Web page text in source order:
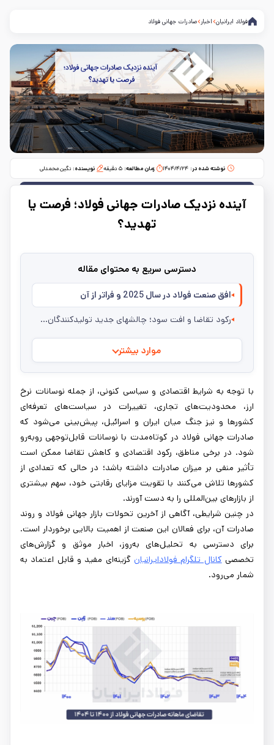
فولاد ایرانیان اخبار صادرات جهانی فولاد
نوشته شده در: ۱۴۰۴/۴/۲۴ زمان مطالعه:‌ ۵ دقیقه نویسنده: نگین محمدلی
آینده نزدیک صادرات جهانی فولاد؛ فرصت یا
تهدید؟
دسترسی سریع به محتوای مقاله
افق صنعت فولاد در سال 2025 و فراتر از آن
رکود تقاضا و افت سود؛ چالشهای جدید تولیدکنندگان فولاد
موارد بیشتر
با توجه به شرایط اقتصادی و سیاسی کنونی، از جمله نوسانات نرخ
ارز، محدودیت‌های تجاری، تغییرات در سیاست‌های تعرفه‌ای
کشورها و نیز جنگ میان ایران و اسرائیل، پیش‌بینی می‌شود که
صادرات جهانی فولاد در کوتاه‌مدت با نوسانات قابل‌توجهی روبه‌رو
شود. در برخی مناطق، رکود اقتصادی و کاهش تقاضا ممکن است
تأثیر منفی بر میزان صادرات داشته باشد؛ در حالی‌ که تعدادی از
کشورها تلاش می‌کنند با تقویت مزایای رقابتی خود، سهم بیشتری
از بازارهای بین‌المللی را به دست آورند.
در چنین شرایطی، آگاهی از آخرین تحولات بازار جهانی فولاد و روند
صادرات آن، برای فعالان این صنعت از اهمیت بالایی برخوردار است.
برای دسترسی به تحلیل‌های به‌روز، اخبار موثق و گزارش‌های
تخصصیکانال تلگرام فولادایرانیان گزینه‌ای مفید و قابل اعتماد به
شمار می‌رود.